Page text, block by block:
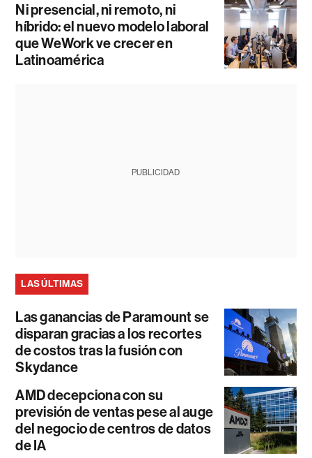
Ni presencial, ni remoto, ni
híbrido: el nuevo modelo laboral
que WeWork ve crecer en
Latinoamérica
PUBLICIDAD
LAS ÚLTIMAS
Las ganancias de Paramount se
disparan gracias a los recortes
de costos tras la fusión con
Skydance
AMD decepciona con su
previsión de ventas pese al auge
del negocio de centros de datos
de IA